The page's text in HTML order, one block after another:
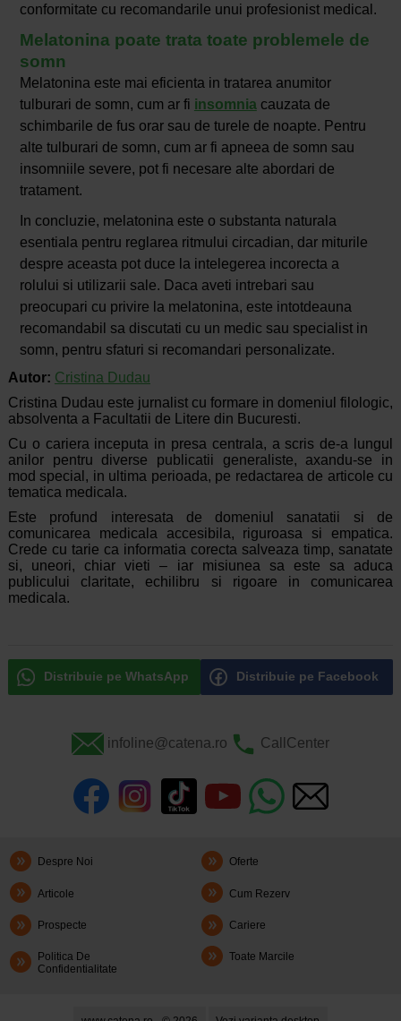
conformitate cu recomandarile unui profesionist medical.
Melatonina poate trata toate problemele de
somn
Melatonina este mai eficienta in tratarea anumitor
tulburari de somn, cum ar fi insomnia cauzata de
schimbarile de fus orar sau de turele de noapte. Pentru
alte tulburari de somn, cum ar fi apneea de somn sau
insomniile severe, pot fi necesare alte abordari de
tratament.
In concluzie, melatonina este o substanta naturala
esentiala pentru reglarea ritmului circadian, dar miturile
despre aceasta pot duce la intelegerea incorecta a
rolului si utilizarii sale. Daca aveti intrebari sau
preocupari cu privire la melatonina, este intotdeauna
recomandabil sa discutati cu un medic sau specialist in
somn, pentru sfaturi si recomandari personalizate.
Autor: Cristina Dudau
Cristina Dudau este jurnalist cu formare in domeniul filologic,
absolventa a Facultatii de Litere din Bucuresti.
Cu o cariera inceputa in presa centrala, a scris de-a lungul
anilor pentru diverse publicatii generaliste, axandu-se in
mod special, in ultima perioada, pe redactarea de articole cu
tematica medicala.
Este profund interesata de domeniul sanatatii si de
comunicarea medicala accesibila, riguroasa si empatica.
Crede cu tarie ca informatia corecta salveaza timp, sanatate
si, uneori, chiar vieti – iar misiunea sa este sa aduca
publicului claritate, echilibru si rigoare in comunicarea
medicala.
Distribuie pe WhatsApp Distribuie pe Facebook
infoline@catena.ro CallCenter
Despre Noi Oferte
Articole Cum Rezerv
Prospecte Cariere
Politica De
Confidentialitate
Toate Marcile